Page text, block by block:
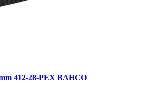
412-28-PEX BAHCO